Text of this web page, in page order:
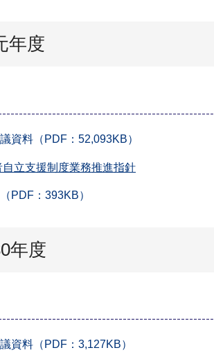
年度
資料（PDF：52,093KB）
立支援制度業務推進指針
PDF：393KB）
年度
資料（PDF：3,127KB）